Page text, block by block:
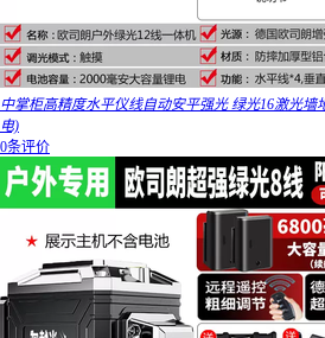
中掌柜高精度水平仪线自动安平强光 绿光16激光墙
电)
0条评价